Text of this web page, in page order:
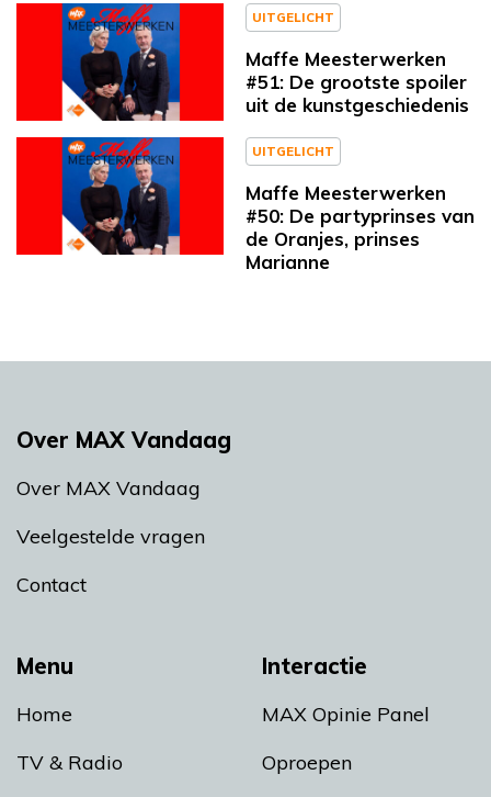
UITGELICHT
Maffe Meesterwerken
#51: De grootste spoiler
uit de kunstgeschiedenis
UITGELICHT
Maffe Meesterwerken
#50: De partyprinses van
de Oranjes, prinses
Marianne
Menu
Home
TV & Radio
Interactie
MAX Opinie Panel
Oproepen
Over MAX Vandaag
Over MAX Vandaag
Veelgestelde vragen
Contact